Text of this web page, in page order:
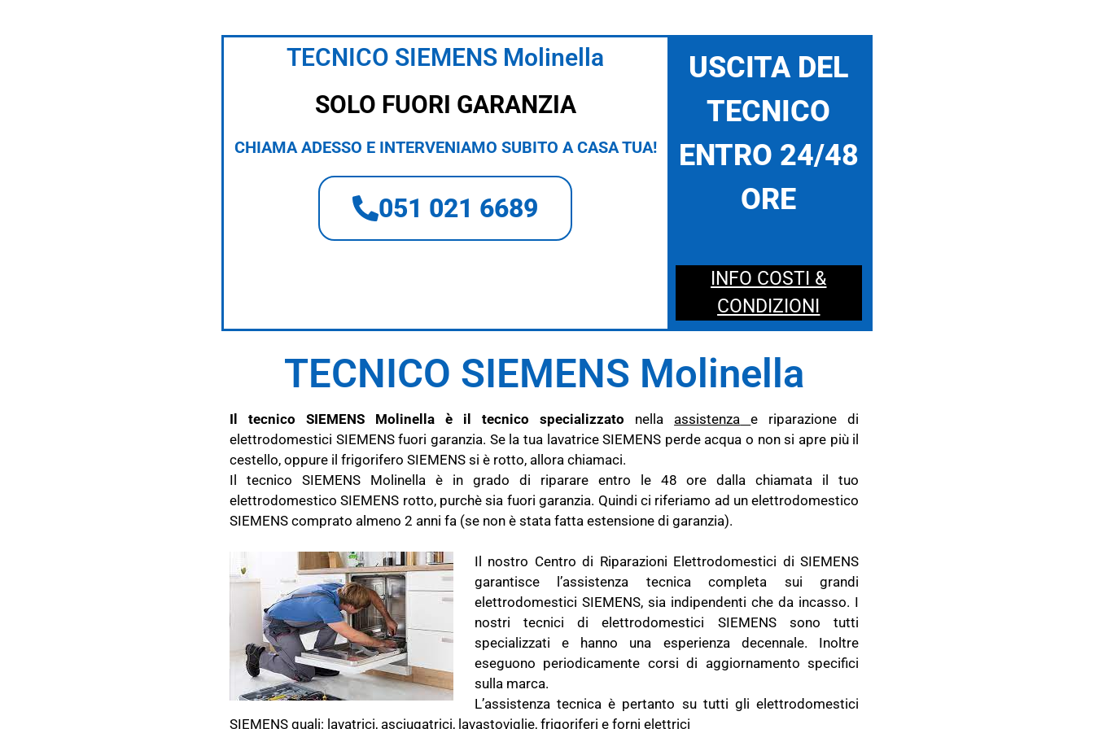
TECNICO SIEMENS Molinella
SOLO FUORI GARANZIA
CHIAMA ADESSO E INTERVENIAMO SUBITO A CASA TUA!
051 021 6689
USCITA DEL
TECNICO
ENTRO 24/48
ORE
INFO COSTI &
CONDIZIONI
TECNICO SIEMENS Molinella
Il tecnico SIEMENS Molinella è il tecnico specializzato nella assistenza
e riparazione di
elettrodomestici SIEMENS fuori garanzia. Se la tua lavatrice SIEMENS perde acqua o non si apre più il
cestello, oppure il frigorifero SIEMENS si è rotto, allora chiamaci.
Il tecnico SIEMENS Molinella è in grado di riparare entro le 48 ore dalla chiamata il tuo
elettrodomestico SIEMENS rotto, purchè sia fuori garanzia. Quindi ci riferiamo ad un elettrodomestico
SIEMENS comprato almeno 2 anni fa (se non è stata fatta estensione di garanzia).
Il nostro Centro di Riparazioni Elettrodomestici di SIEMENS
garantisce l’assistenza tecnica completa sui grandi
elettrodomestici SIEMENS, sia indipendenti che da incasso. I
nostri tecnici di elettrodomestici SIEMENS sono tutti
specializzati e hanno una esperienza decennale. Inoltre
eseguono periodicamente corsi di aggiornamento specifici
sulla marca.
L’assistenza tecnica è pertanto su tutti gli elettrodomestici
SIEMENS quali: lavatrici, asciugatrici, lavastoviglie, frigoriferi e forni elettrici